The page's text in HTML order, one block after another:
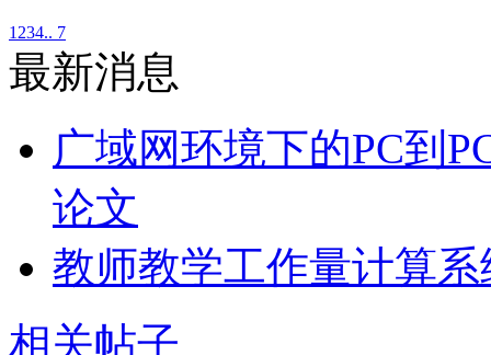
1 234.. 7
最新消息
广域网环境下的PC到
论文
教师教学工作量计算
相关帖子